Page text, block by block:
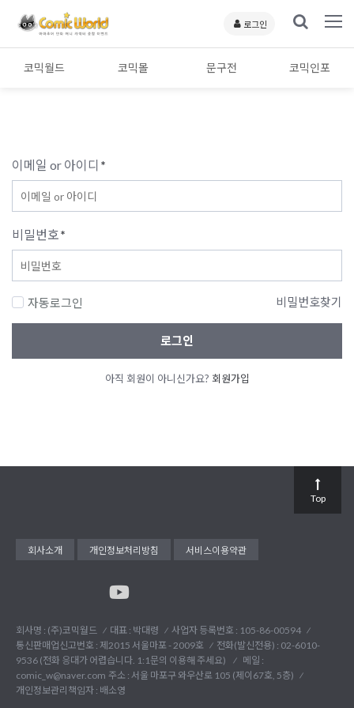
로그인
코믹월드 코믹몰 문구전 코믹인포
이메일 or 아이디 *
비밀번호*
자동로그인 비밀번호찾기
로그인
아직 회원이 아니신가요? 회원가입
회사소개 개인정보처리방침 서비스이용약관
회사명 : (주)코믹월드 대표 : 박대령
사업자 등록번호 : 105-86-00594
통신판매업신고번호 : 제2015 서울마포 - 2009호
전화(발신전용) : 02-6010-
9536 (전화 응대가 어렵습니다. 1:1문의 이용해 주세요)
메일 :
comic_w@naver.com 주소 : 서울 마포구 와우산로 105 (제이67호, 5층)
개인정보관리책임자 : 배소영
Top